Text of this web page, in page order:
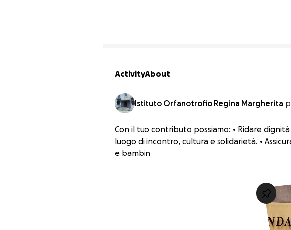
ActivityAbout
Istituto Orfanotrofio Regina Margherita
Con il tuo contributo possiamo: • Ridare
luogo di incontro, cultura e solidarietà. •
e bambin